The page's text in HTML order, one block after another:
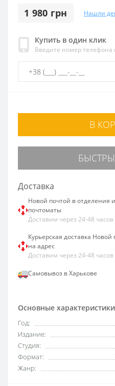
1 980 грн Нашли
Купить в один клик
Введите номер
Основные характеристики
Год:
Издание:
Студия:
Формат:
Жанр:
В
Доставка
Новой почтой в отделения и
почтоматы
Доставим через 24-48 часов
Курьерская доставка Новой
на адрес
Доставим через 24-48 часов
Самовывоз в Харькове